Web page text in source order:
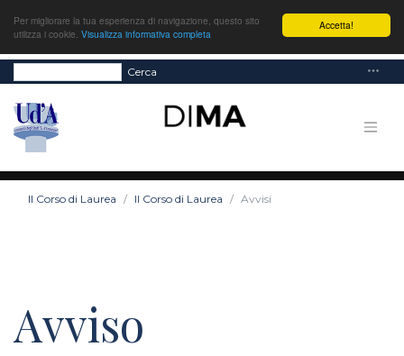
Accetta!
Per migliorare la tua esperienza di navigazione, questo sito
utilizza i cookie. Visualizza informativa completa
Cerca
Il Corso di Laurea Il Corso di Laurea Avvisi
Avviso